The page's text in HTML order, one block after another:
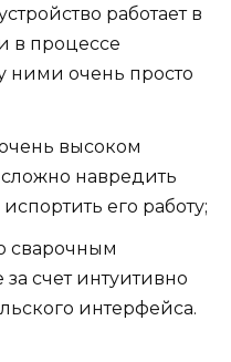
работает в
в процессе
ними очень просто
высоком
навредить
его работу;
сварочным
за счет интуитивно
интерфейса.